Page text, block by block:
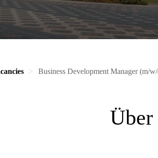
Business Development Manager (m/